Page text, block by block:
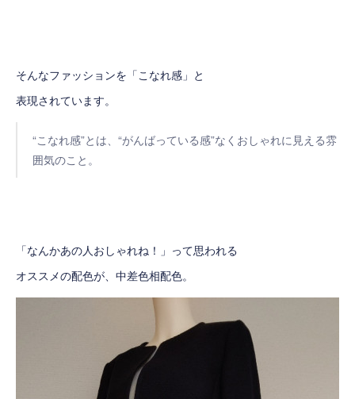
そんなファッションを「こなれ感」と
表現されています。
“こなれ感”とは、“がんばっている感”なくおしゃれに見える雰
囲気のこと。
「なんかあの人おしゃれね！」って思われる
オススメの配色が、中差色相配色。